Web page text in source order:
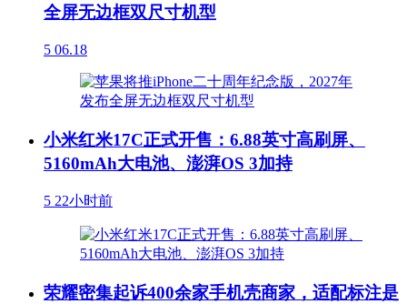
全屏无边框双尺寸机型
5 06.18
小米红米17C正式开售：6.88英寸高刷屏、
5160mAh大电池、澎湃OS 3加持
5 22小时前
荣耀密集起诉400余家手机壳商家，适配标注是